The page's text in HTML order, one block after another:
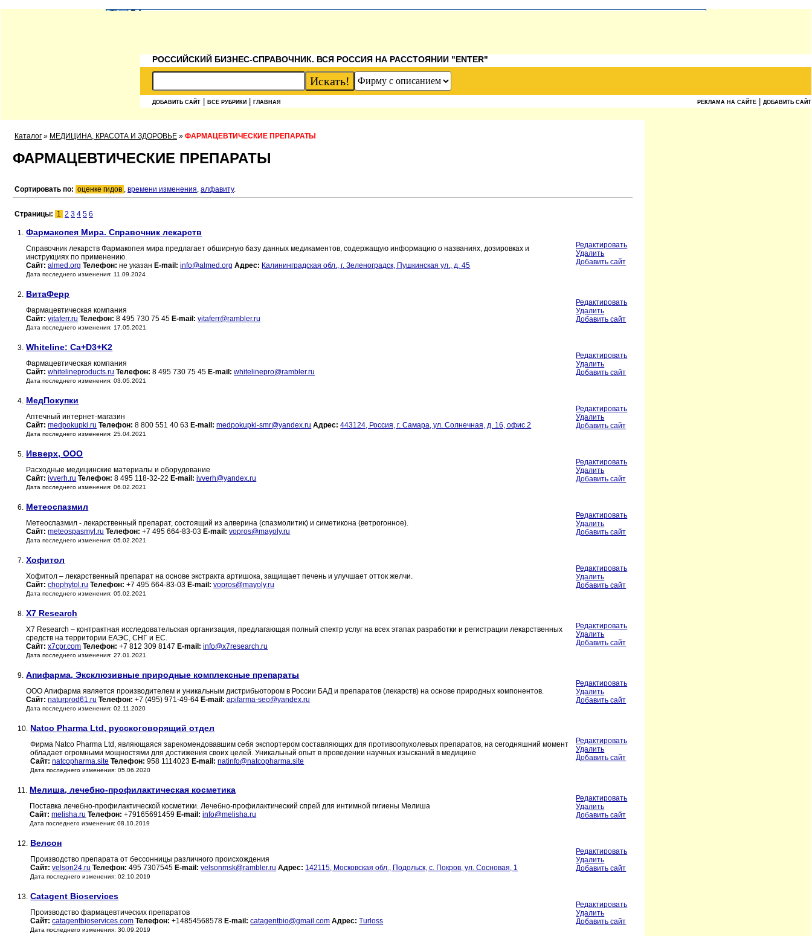
РОССИЙСКИЙ БИЗНЕС-СПРАВОЧНИК. ВСЯ РОССИЯ НА РАССТОЯНИИ "ENTER"
ДОБАВИТЬ САЙТ ВСЕ РУБРИКИ ГЛАВНАЯ РЕКЛАМА НА САЙТЕ ДОБАВИТЬ САЙТ
Каталог » МЕДИЦИНА, КРАСОТА И ЗДОРОВЬЕ » ФАРМАЦЕВТИЧЕСКИЕ ПРЕПАРАТЫ
ФАРМАЦЕВТИЧЕСКИЕ ПРЕПАРАТЫ
Сортировать по: оценке гидов , времени изменения, алфавиту.
Страницы: 1 2 3 4 5 6
1. Фармакопея Мира. Справочник лекарств
Справочник лекарств Фармакопея мира предлагает обширную базу данных медикаментов, содержащую информацию о названиях, дозировках и
инструкциях по применению.
Сайт: almed.org Телефон: не указан E-mail: info@almed.org Адрес: Калининградская обл., г. Зеленоградск, Пушкинская ул., д. 45
Дата последнего изменения: 11.09.2024
Редактировать
Удалить
Добавить сайт
2. ВитаФерр
Фармацевтическая компания
Сайт: vitaferr.ru Телефон: 8 495 730 75 45 E-mail: vitaferr@rambler.ru
Дата последнего изменения: 17.05.2021
Редактировать
Удалить
Добавить сайт
3. Whiteline: Ca+D3+K2
Фармацевтическая компания
Сайт: whitelineproducts.ru Телефон: 8 495 730 75 45 E-mail: whitelinepro@rambler.ru
Дата последнего изменения: 03.05.2021
Редактировать
Удалить
Добавить сайт
4. МедПокупки
Аптечный интернет-магазин
Сайт: medpokupki.ru Телефон: 8 800 551 40 63 E-mail: medpokupki-smr@yandex.ru Адрес: 443124, Россия, г. Самара, ул. Солнечная, д. 16, офис 2
Дата последнего изменения: 25.04.2021
Редактировать
Удалить
Добавить сайт
5. Ивверх, ООО
Расходные медицинские материалы и оборудование
Сайт: ivverh.ru Телефон: 8 495 118-32-22 E-mail: ivverh@yandex.ru
Дата последнего изменения: 06.02.2021
Редактировать
Удалить
Добавить сайт
6. Метеоспазмил
Метеоспазмил - лекарственный препарат, состоящий из алверина (спазмолитик) и симетикона (ветрогонное).
Сайт: meteospasmyl.ru Телефон: +7 495 664-83-03 E-mail: vopros@mayoly.ru
Дата последнего изменения: 05.02.2021
Редактировать
Удалить
Добавить сайт
7. Хофитол
Хофитол – лекарственный препарат на основе экстракта артишока, защищает печень и улучшает отток желчи.
Сайт: chophytol.ru Телефон: +7 495 664-83-03 E-mail: vopros@mayoly.ru
Дата последнего изменения: 05.02.2021
Редактировать
Удалить
Добавить сайт
8. X7 Research
X7 Research – контрактная исследовательская организация, предлагающая полный спектр услуг на всех этапах разработки и регистрации лекарственных
средств на территории ЕАЭС, СНГ и ЕС.
Сайт: x7cpr.com Телефон: +7 812 309 8147 E-mail: info@x7research.ru
Дата последнего изменения: 27.01.2021
Редактировать
Удалить
Добавить сайт
9. Апифарма, Эксклюзивные природные комплексные препараты
ООО Апифарма является производителем и уникальным дистрибьютором в России БАД и препаратов (лекарств) на основе природных компонентов.
Сайт: naturprod61.ru Телефон: +7 (495) 971-49-64 E-mail: apifarma-seo@yandex.ru
Дата последнего изменения: 02.11.2020
Редактировать
Удалить
Добавить сайт
10. Natco Pharma Ltd, русскоговорящий отдел
Фирма Natco Pharma Ltd, являющаяся зарекомендовавшим себя экспортером составляющих для противоопухолевых препаратов, на сегодняшний момент
обладает огромными мощностями для достижения своих целей. Уникальный опыт в проведении научных изысканий в медицине
Сайт: natcopharma.site Телефон: 958 1114023 E-mail: natinfo@natcopharma.site
Дата последнего изменения: 05.06.2020
Редактировать
Удалить
Добавить сайт
11. Мелиша, лечебно-профилактическая косметика
Поставка лечебно-профилактической косметики. Лечебно-профилактический спрей для интимной гигиены Мелиша
Сайт: melisha.ru Телефон: +79165691459 E-mail: info@melisha.ru
Дата последнего изменения: 08.10.2019
Редактировать
Удалить
Добавить сайт
12. Велсон
Производство препарата от бессонницы различного происхождения
Сайт: velson24.ru Телефон: 495 7307545 E-mail: velsonmsk@rambler.ru Адрес: 142115, Московская обл., Подольск, с. Покров, ул. Сосновая, 1
Дата последнего изменения: 02.10.2019
Редактировать
Удалить
Добавить сайт
13. Catagent Bioservices
Производство фармацевтических препаратов
Сайт: catagentbioservices.com Телефон: +14854568578 E-mail: catagentbio@gmail.com Адрес: Turloss
Дата последнего изменения: 30.09.2019
Редактировать
Удалить
Добавить сайт